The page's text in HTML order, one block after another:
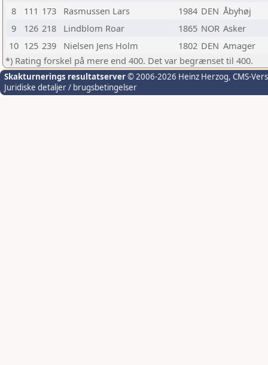
8
111 173 Rasmussen Lars 1984 DEN Åbyhøj
9
126 218 Lindblom Roar 1865 NOR Asker
10 125 239 Nielsen Jens Holm 1802 DEN Amager
*) Rating forskel på mere end 400. Det var begrænset til 400.
Skakturnerings resultatserver© 2006-2026 Heinz Herzog, CMS-
Juridiske detaljer / brugsbetingelser